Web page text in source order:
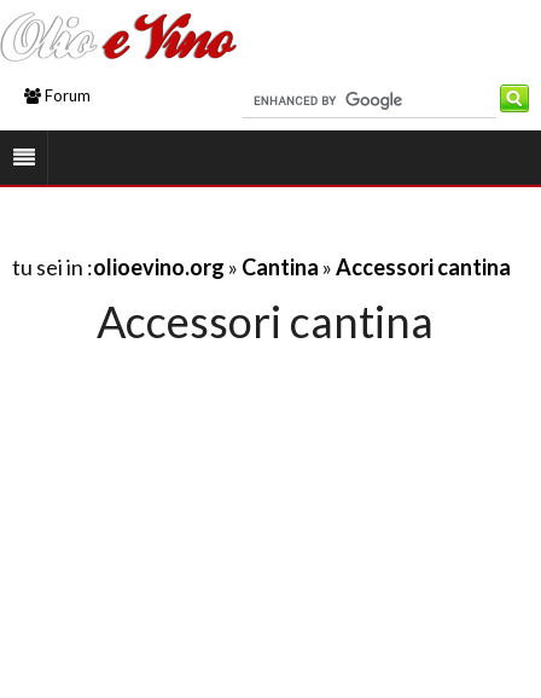
Forum
tu sei in :olioevino.org » Cantina »Accessori cantina
Accessori cantina